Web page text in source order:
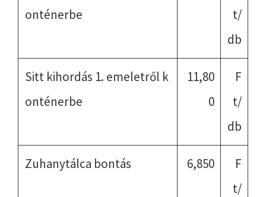
onténerbe
t/
db
Sitt kihordás 1. emeletről k
onténerbe
11,80
0
F
t/
db
Zuhanytálca bontás 6,850
F
t/